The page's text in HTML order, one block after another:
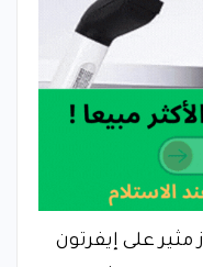
على إيفرتون